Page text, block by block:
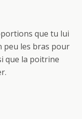
que tu lui
peu les bras pour
que la poitrine